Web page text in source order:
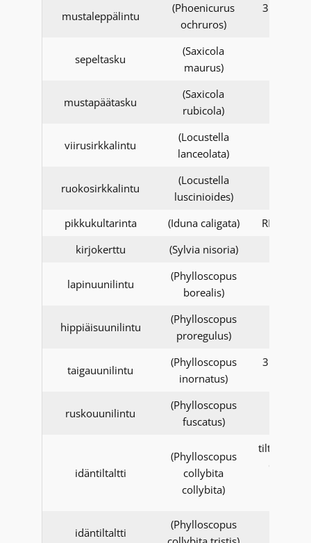
mustaleppälintu
(Phoenicurus
ochruros)
sepeltasku
(Saxicola
maurus)
mustapäätasku
(Saxicola
rubicola)
viirusirkkalintu
(Locustella
lanceolata)
ruokosirkkalintu
(Locustella
luscinioides)
pikkukultarinta
(Iduna caligata)
RK
kirjokerttu
(Sylvia nisoria)
lapinuunilintu
(Phylloscopus
borealis)
hippiäisuunilintu
(Phylloscopus
proregulus)
taigauunilintu
(Phylloscopus
inornatus)
ruskouunilintu
(Phylloscopus
fuscatus)
idäntiltaltti
(Phylloscopus
collybita
collybita)
tiltaltin
collybita,
idäntiltaltti
(Phylloscopus